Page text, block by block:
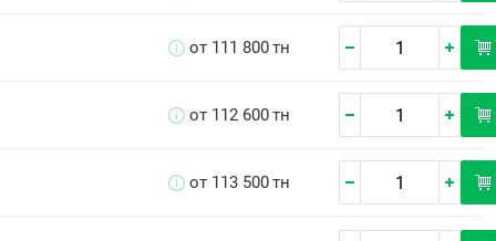
от 111 800тн
от 112 600тн
от 113 500тн